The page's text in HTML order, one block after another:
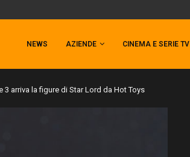
NEWS AZIENDE CINEMA E SERIE TV
arriva la figure di Star Lord da Hot Toys